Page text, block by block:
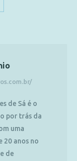
de Sá é o
por trás da
uma
20 anos no
de